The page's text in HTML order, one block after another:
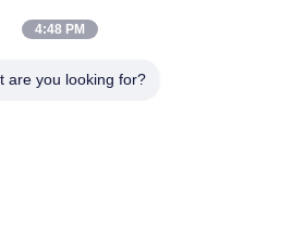
4:48 PM
are you looking for?